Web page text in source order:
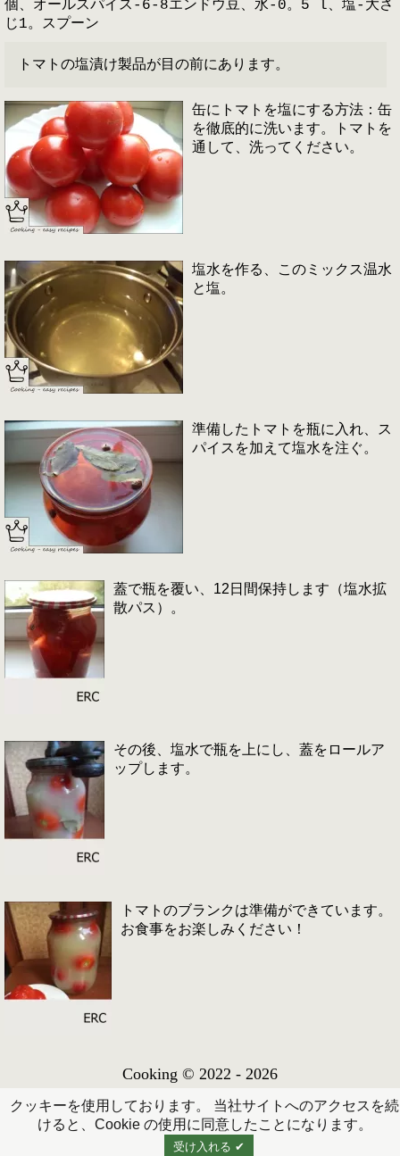
個、オールスパイス-6-8エンドウ豆、水-0。5 l、塩-大さ
じ1。スプーン
トマトの塩漬け製品が目の前にあります。
缶にトマトを塩にする方法：缶
を徹底的に洗います。トマトを
通して、洗ってください。
塩水を作る、このミックス温水
と塩。
準備したトマトを瓶に入れ、ス
パイスを加えて塩水を注ぐ。
蓋で瓶を覆い、12日間保持します（塩水拡
散パス）。
その後、塩水で瓶を上にし、蓋をロールア
ップします。
トマトのブランクは準備ができています。
お食事をお楽しみください！
Cooking © 2022 - 2026
クッキーを使用しております。 当社サイトへのアクセスを続
けると、Cookie の使用に同意したことになります。
受け入れる ✔